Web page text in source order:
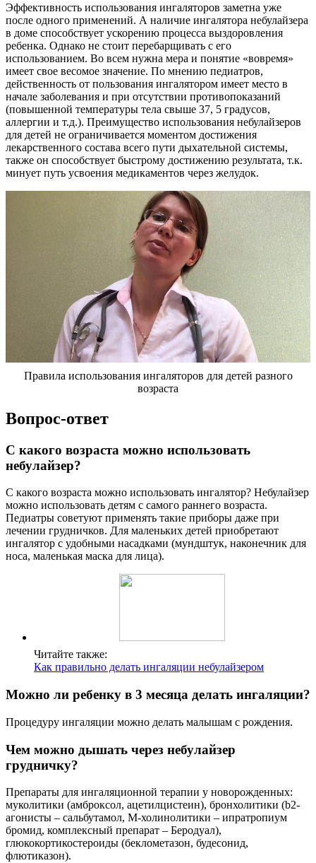
Эффективность использования ингаляторов заметна уже
после одного применений. А наличие ингалятора небулайзера
в доме способствует ускорению процесса выздоровления
ребенка. Однако не стоит перебарщивать с его
использованием. Во всем нужна мера и понятие «вовремя»
имеет свое весомое значение. По мнению педиатров,
действенность от пользования ингалятором имеет место в
начале заболевания и при отсутствии противопоказаний
(повышенной температуры тела свыше 37, 5 градусов,
аллергии и т.д.). Преимущество использования небулайзеров
для детей не ограничивается моментом достижения
лекарственного состава всего пути дыхательной системы,
также он способствует быстрому достижению результата, т.к.
минует путь усвоения медикаментов через желудок.
Правила использования ингаляторов для детей разного
возраста
Вопрос-ответ
С какого возраста можно использовать
небулайзер?
С какого возраста можно использовать ингалятор? Небулайзер
можно использовать детям с самого раннего возраста.
Педиатры советуют применять такие приборы даже при
лечении грудничков. Для маленьких детей приобретают
ингалятор с удобными насадками (мундштук, наконечник для
носа, маленькая маска для лица).
Читайте также:
Как правильно делать ингаляции небулайзером
Можно ли ребенку в 3 месяца делать ингаляции?
Процедуру ингаляции можно делать малышам с рождения.
Чем можно дышать через небулайзер
грудничку?
Препараты для ингаляционной терапии у новорожденных:
муколитики (амброксол, ацетилцистеин), бронхолитики (b2-
агонисты – сальбутамол, М-холинолитики – ипратропиум
бромид, комплексный препарат – Беродуал),
глюкокортикостероиды (беклометазон, будесонид,
флютиказон).